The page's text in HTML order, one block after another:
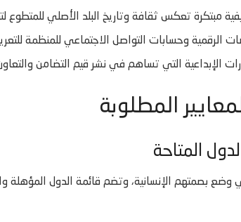
مبتكرة تعكس ثقافة وتاريخ البلد الأصلي للمتطوع
الرقمية وحسابات التواصل الاجتماعي للمنظمة
الإبداعية التي تساهم في نشر قيم التضامن
المطلوبة
المتاحة
وضع بصمتهم الإنسانية، وتضم قائمة الدول المؤهلة